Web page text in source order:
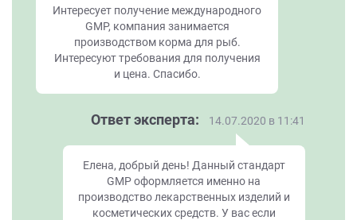
Интересует получение международного
GMP, компания занимается
производством корма для рыб.
Интересуют требования для получения
и цена. Спасибо.
Ответ эксперта: 14.07.2020 в 11:41
Елена, добрый день! Данный стандарт
GMP оформляется именно на
производство лекарственных изделий и
косметических средств. У вас если